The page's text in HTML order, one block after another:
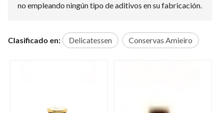
no empleando ningún tipo de aditivos en su fabricación.
Clasificado en: Delicatessen Conservas Amieiro